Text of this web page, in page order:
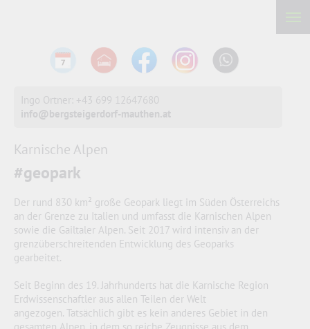
Ingo Ortner: +43 699 12647680
info@bergsteigerdorf-mauthen.at
Karnische Alpen
#geopark
Der rund 830 km² große Geopark liegt im Süden Österreichs
an der Grenze zu Italien und umfasst die Karnischen Alpen
sowie die Gailtaler Alpen. Seit 2017 wird intensiv an der
grenzüberschreitenden Entwicklung des Geoparks
gearbeitet.
Seit Beginn des 19. Jahrhunderts hat die Karnische Region
Erdwissenschaftler aus allen Teilen der Welt
angezogen. Tatsächlich gibt es kein anderes Gebiet in den